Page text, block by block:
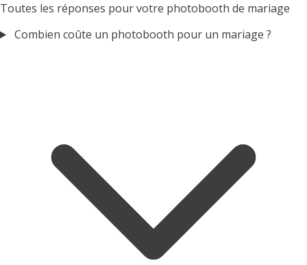
Toutes les réponses pour votre photobooth de mariage
Combien coûte un photobooth pour un mariage ?